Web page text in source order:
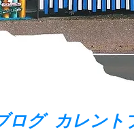
ログ カレント